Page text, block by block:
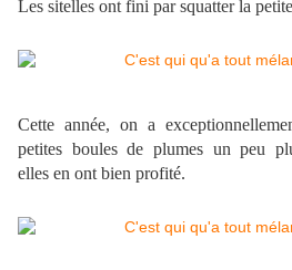
Les sitelles ont fini par squatter la
Cette année, on a
petites boules de plumes un peu
elles en ont bien profité.